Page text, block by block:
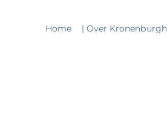
Home | Over Kronenburgh